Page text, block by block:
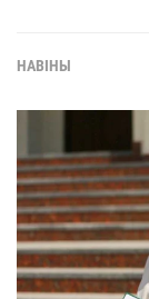
НАВІНЫ